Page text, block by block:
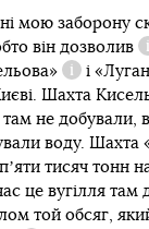
мою заборону
він дозволив
Довідка
і
Шахта
не добували,
воду. Шахта
тисяч тонн
це вугілля
той обсяг,